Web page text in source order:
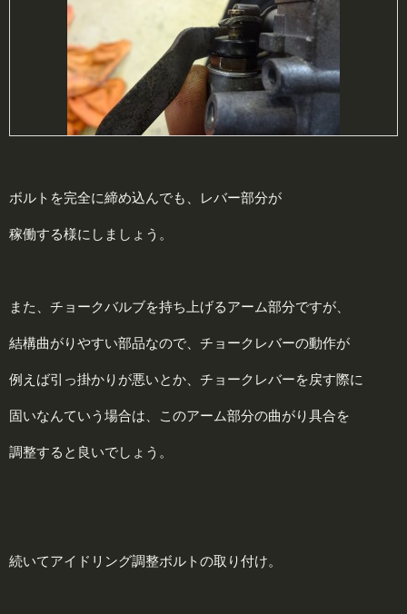
ボルトを完全に締め込んでも、レバー部分が
稼働する様にしましょう。
また、チョークバルブを持ち上げるアーム部分ですが、
結構曲がりやすい部品なので、チョークレバーの動作が
例えば引っ掛かりが悪いとか、チョークレバーを戻す際に
固いなんていう場合は、このアーム部分の曲がり具合を
調整すると良いでしょう。
続いてアイドリング調整ボルトの取り付け。